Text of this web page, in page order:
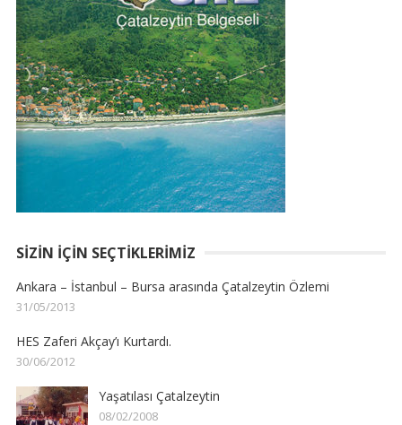
SIZIN İÇIN SEÇTIKLERIMIZ
Ankara – İstanbul – Bursa arasında Çatalzeytin Özlemi
31/05/2013
HES Zaferi Akçay’ı Kurtardı.
30/06/2012
Yaşatılası Çatalzeytin
08/02/2008